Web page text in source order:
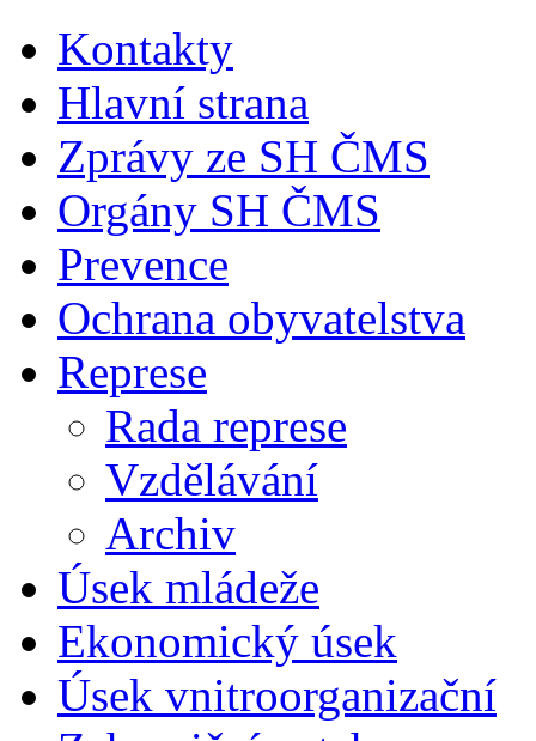
Kontakty
Hlavní strana
Zprávy ze SH ČMS
Orgány SH ČMS
Prevence
Ochrana obyvatelstva
Represe
Rada represe
Vzdělávání
Archiv
Úsek mládeže
Ekonomický úsek
Úsek vnitroorganizační